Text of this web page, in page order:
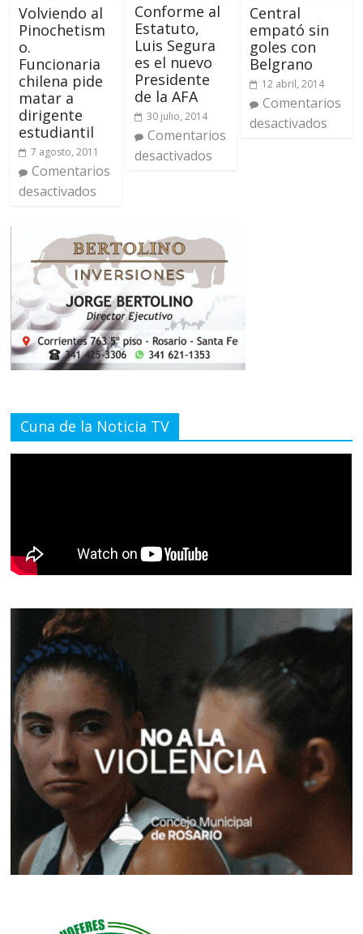
Volviendo al
Pinochetism
o.
Funcionaria
chilena pide
matar a
dirigente
estudiantil
7 agosto, 2011
Comentarios
desactivados
Conforme al
Estatuto,
Luis Segura
es el nuevo
Presidente
de la AFA
30 julio, 2014
Comentarios
desactivados
Central
empató sin
goles con
Belgrano
12 abril, 2014
Comentarios
desactivados
Cuna de la Noticia TV